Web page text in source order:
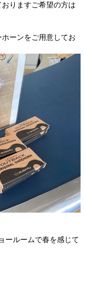
おりますご希望の方は
ーンをご用意してお
ールームで春を感じて